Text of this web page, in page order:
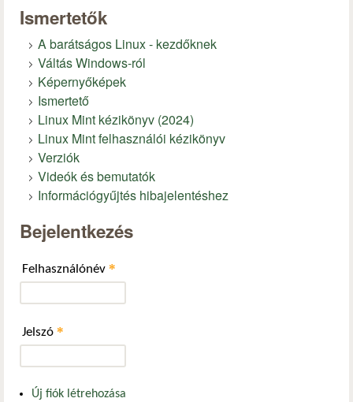
Ismertetők
A barátságos Linux - kezdőknek
Váltás Windows-ról
Képernyőképek
Ismertető
Linux Mint kézikönyv (2024)
Linux Mint felhasználói kézikönyv
Verziók
Videók és bemutatók
Információgyűjtés hibajelentéshez
Bejelentkezés
Felhasználónév *
Jelszó *
Új fiók létrehozása